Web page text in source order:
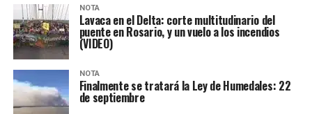
NOTA
Lavaca en el Delta: corte multitudinario del
puente en Rosario, y un vuelo a los incendios
(VIDEO)
NOTA
Finalmente se tratará la Ley de Humedales: 22
de septiembre